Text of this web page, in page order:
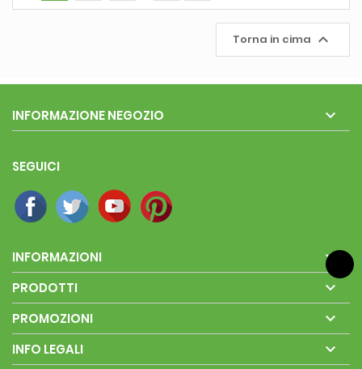
Torna in cima 
INFORMAZIONE NEGOZIO 
SEGUICI
INFORMAZIONI 
PRODOTTI 
PROMOZIONI 
INFO LEGALI 